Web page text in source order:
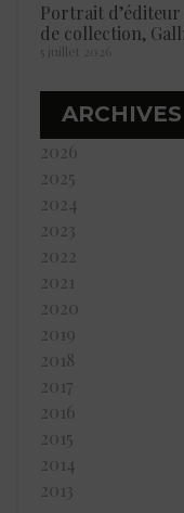
Portrait d’éditeur
de collection,
5 juillet 2026
ARCHIVES
2026
2025
2024
2023
2022
2021
2020
2019
2018
2017
2016
2015
2014
2013